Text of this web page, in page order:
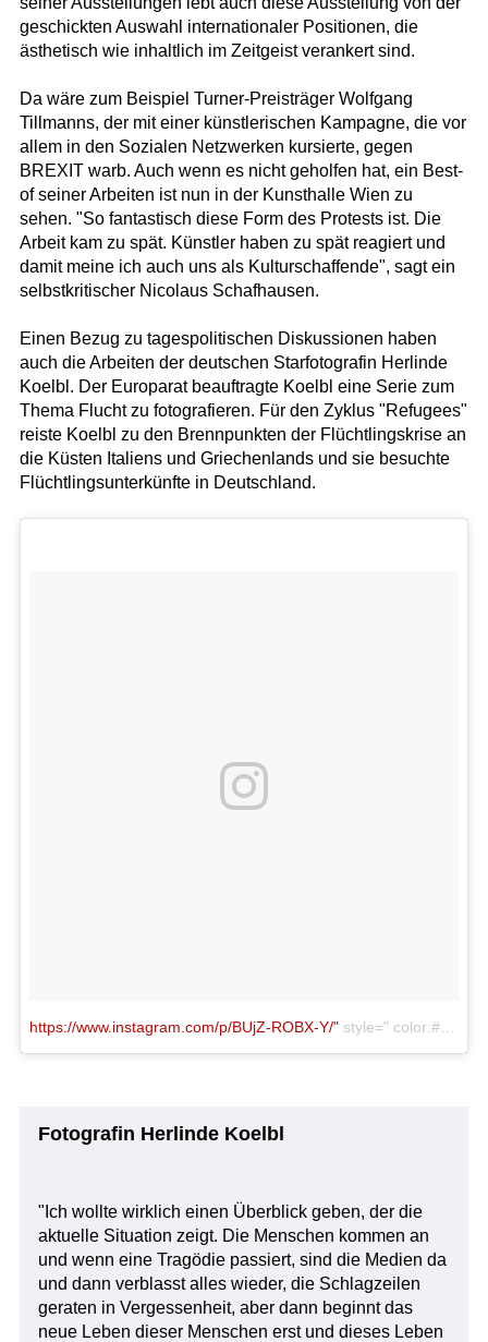
geschickten Auswahl internationaler Positionen, die
ästhetisch wie inhaltlich im Zeitgeist verankert sind.
Da wäre zum Beispiel Turner-Preisträger Wolfgang
Tillmanns, der mit einer künstlerischen Kampagne, die vor
allem in den Sozialen Netzwerken kursierte, gegen
BREXIT warb. Auch wenn es nicht geholfen hat, ein Best-
of seiner Arbeiten ist nun in der Kunsthalle Wien zu
sehen. "So fantastisch diese Form des Protests ist. Die
Arbeit kam zu spät. Künstler haben zu spät reagiert und
damit meine ich auch uns als Kulturschaffende", sagt ein
selbstkritischer Nicolaus Schafhausen.
Einen Bezug zu tagespolitischen Diskussionen haben
auch die Arbeiten der deutschen Starfotografin Herlinde
Koelbl. Der Europarat beauftragte Koelbl eine Serie zum
Thema Flucht zu fotografieren. Für den Zyklus "Refugees"
reiste Koelbl zu den Brennpunkten der Flüchtlingskrise an
die Küsten Italiens und Griechenlands und sie besuchte
Flüchtlingsunterkünfte in Deutschland.
https://www.instagram.com/p/BUjZ-ROBX-Y/"style=" color:#c9c8cd; font-family:Arial,sans-serif; font-size:14px; font-style:normal; font-weight:normal; line-height:17px; text-decoration:none;" target="_blank">Ein Beitrag geteilt von Radio Ö1 (@oe1) am
Fotografin Herlinde Koelbl
"Ich wollte wirklich einen Überblick geben, der die
aktuelle Situation zeigt. Die Menschen kommen an
und wenn eine Tragödie passiert, sind die Medien da
und dann verblasst alles wieder, die Schlagzeilen
geraten in Vergessenheit, aber dann beginnt das
neue Leben dieser Menschen erst und dieses Leben